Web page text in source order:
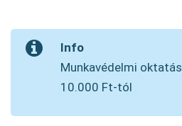
Info
Munkavédelmi
10.000 Ft-tól